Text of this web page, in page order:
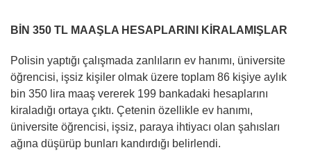
BİN 350 TL MAAŞLA HESAPLARINI KİRALAMIŞLAR
Polisin yaptığı çalışmada zanlıların ev hanımı, üniversite
öğrencisi, işsiz kişiler olmak üzere toplam 86 kişiye aylık
bin 350 lira maaş vererek 199 bankadaki hesaplarını
kiraladığı ortaya çıktı. Çetenin özellikle ev hanımı,
üniversite öğrencisi, işsiz, paraya ihtiyacı olan şahısları
ağına düşürüp bunları kandırdığı belirlendi.